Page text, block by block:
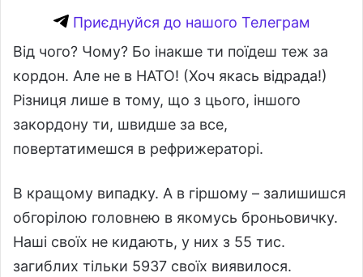
Приєднуйся до нашого Телеграм
Від чого? Чому? Бо інакше ти поїдеш теж за
кордон. Але не в НАТО! (Хоч якась відрада!)
Різниця лише в тому, що з цього, іншого
закордону ти, швидше за все,
повертатимешся в рефрижераторі.
В кращому випадку. А в гіршому – залишишся
обгорілою головнею в якомусь броньовичку.
Наші своїх не кидають, у них з 55 тис.
загиблих тільки 5937 своїх виявилося.